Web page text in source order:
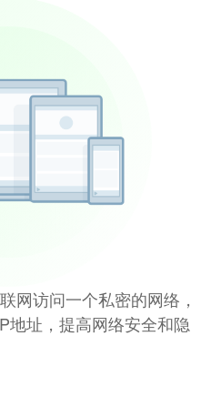
网访问一个私密的网络，
地址，提高网络安全和隐